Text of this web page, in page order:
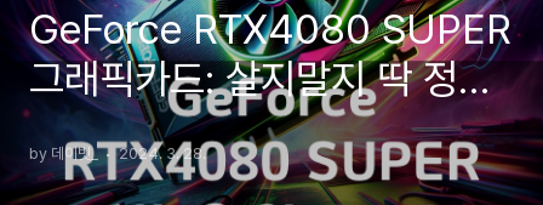
GeForce RTX4080 SUPER
그래픽카드: 살지말지 딱 정해
드림
by 데이빗_ 2024. 3. 28.